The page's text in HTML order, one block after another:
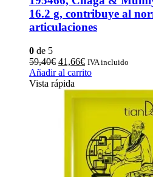
16.2 g, contribuye al
articulaciones
0 de 5
59,40€ El
precio
original
era:
41,66€El
precio
es:
IVA incluido
Añadir al carrito
Vista rápida